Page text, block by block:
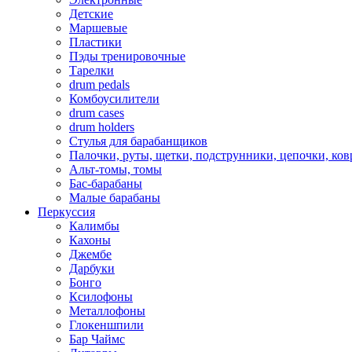
Детские
Маршевые
Пластики
Пэды тренировочные
Тарелки
drum pedals
Комбоусилители
drum cases
drum holders
Стулья для барабанщиков
Палочки, руты, щетки, подструнники, цепочки,
Альт-томы, томы
Бас-барабаны
Малые барабаны
Перкуссия
Калимбы
Кахоны
Джембе
Дарбуки
Бонго
Ксилофоны
Металлофоны
Глокеншпили
Бар Чаймс